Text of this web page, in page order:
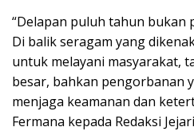
“Delapan puluh tahun bukan
Di balik seragam yang
untuk melayani masyarakat,
besar, bahkan pengorbanan
menjaga keamanan dan
Fermana kepada Redaksi